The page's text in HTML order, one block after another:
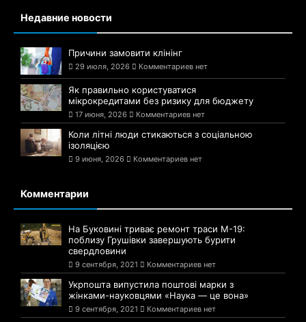
Недавние новости
Причини замовити клінінг
29 июля, 2026 Комментариев нет
Як правильно користуватися
мікрокредитами без ризику для бюджету
17 июня, 2026 Комментариев нет
Коли літні люди стикаються з соціальною
ізоляцією
9 июня, 2026 Комментариев нет
Комментарии
На Буковині триває ремонт траси М-19:
поблизу Грушівки завершують бурити
свердловини
9 сентября, 2021 Комментариев нет
Укрпошта випустила поштові марки з
жінками-науковцями «Наука — це вона»
9 сентября, 2021 Комментариев нет